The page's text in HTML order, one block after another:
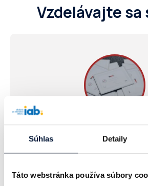
Súhlas Detaily
Táto webstránka používa súbory
Vzdelávajte sa
DIMAQ
Potvrdí tvoju profesionalitu